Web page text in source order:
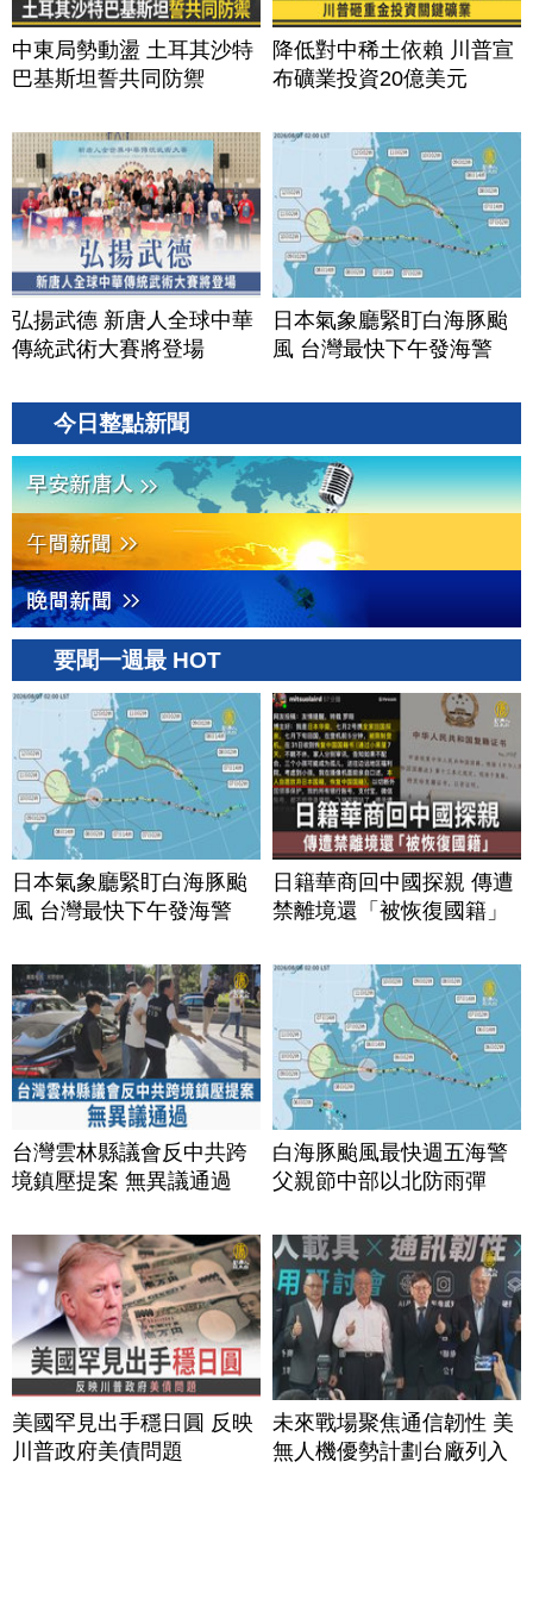
中東局勢動盪 土耳其沙特
巴基斯坦誓共同防禦
降低對中稀土依賴 川普宣
布礦業投資20億美元
弘揚武德 新唐人全球中華
傳統武術大賽將登場
日本氣象廳緊盯白海豚颱
風 台灣最快下午發海警
今日整點新聞
要聞一週最 HOT
日本氣象廳緊盯白海豚颱
風 台灣最快下午發海警
日籍華商回中國探親 傳遭
禁離境還「被恢復國籍」
台灣雲林縣議會反中共跨
境鎮壓提案 無異議通過
白海豚颱風最快週五海警
父親節中部以北防雨彈
美國罕見出手穩日圓 反映
川普政府美債問題
未來戰場聚焦通信韌性 美
無人機優勢計劃台廠列入